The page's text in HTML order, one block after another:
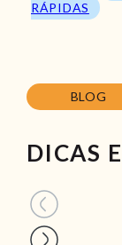
RÁPIDAS
BLOG
DICAS